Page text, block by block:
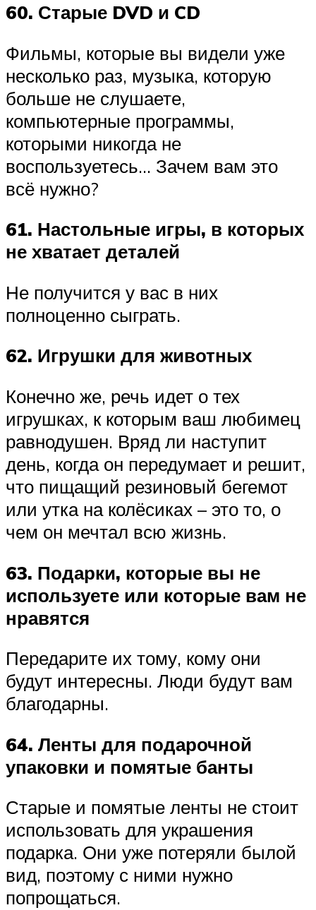
60. Старые DVD и CD
Фильмы, которые вы видели уже
несколько раз, музыка, которую
больше не слушаете,
компьютерные программы,
которыми никогда не
воспользуетесь… Зачем вам это
всё нужно?
61. Настольные игры, в которых
не хватает деталей
Не получится у вас в них
полноценно сыграть.
62. Игрушки для животных
Конечно же, речь идет о тех
игрушках, к которым ваш любимец
равнодушен. Вряд ли наступит
день, когда он передумает и решит,
что пищащий резиновый бегемот
или утка на колёсиках – это то, о
чем он мечтал всю жизнь.
63. Подарки, которые вы не
используете или которые вам не
нравятся
Передарите их тому, кому они
будут интересны. Люди будут вам
благодарны.
64. Ленты для подарочной
упаковки и помятые банты
Старые и помятые ленты не стоит
использовать для украшения
подарка. Они уже потеряли былой
вид, поэтому с ними нужно
попрощаться.